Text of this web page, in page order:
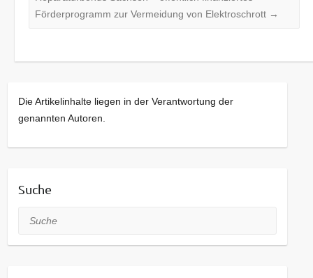
Förderprogramm zur Vermeidung von Elektroschrott →
Die Artikelinhalte liegen in der Verantwortung der
genannten Autoren.
Suche
Suche